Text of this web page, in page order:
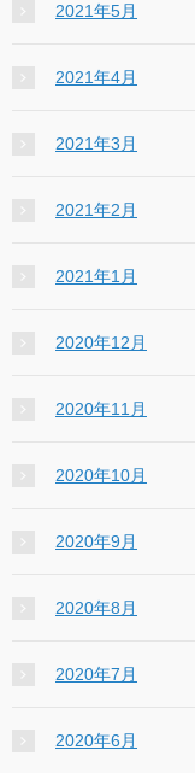
2021年5月
2021年4月
2021年3月
2021年2月
2021年1月
2020年12月
2020年11月
2020年10月
2020年9月
2020年8月
2020年7月
2020年6月